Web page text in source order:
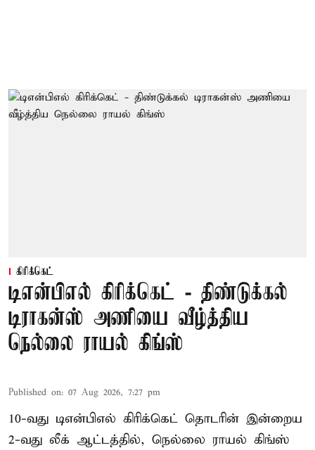
கிரிக்கெட்
டிஎன்பிஎல் கிரிக்கெட் - திண்டுக்கல்
டிராகன்ஸ் அணியை வீழ்த்திய
நெல்லை ராயல் கிங்ஸ்
Published on: 07 Aug 2026, 7:27 pm
10-வது டிஎன்பிஎல் கிரிக்கெட் தொடரின் இன்றைய
2-வது லீக் ஆட்டத்தில், நெல்லை ராயல் கிங்ஸ்